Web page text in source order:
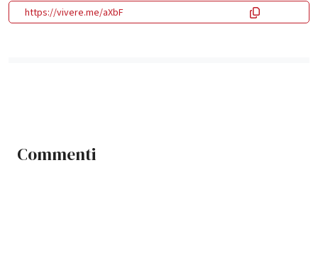
https://vivere.me/aXbF
Commenti